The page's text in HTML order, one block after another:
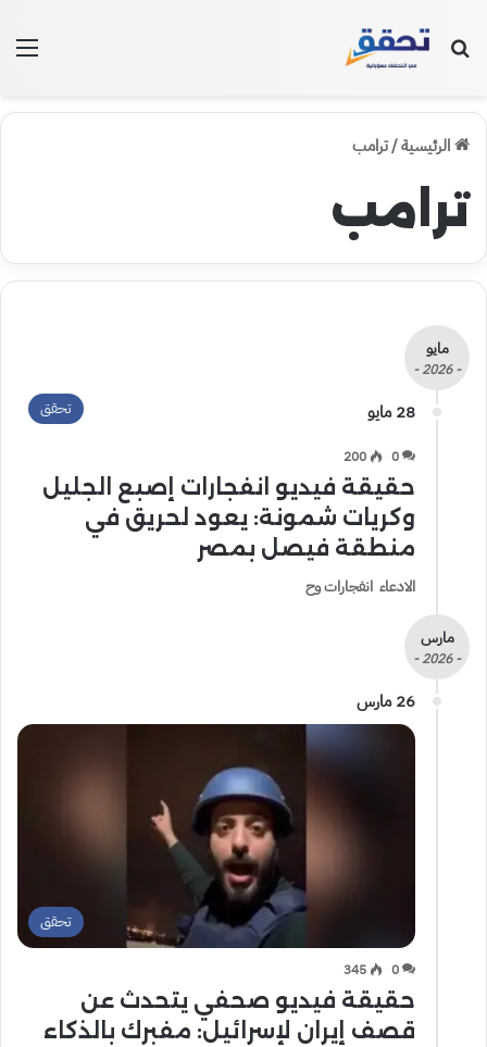
بحث عن
الرئيسية/ترامب
ترامب
مايو
- 2026 -
28 مايو تحقق
0
200
حقيقة فيديو انفجارات إصبع الجليل
وكريات شمونة: يعود لحريق في
منطقة فيصل بمصر
الادعاء انفجارات وح
مارس
- 2026 -
26 مارس
تحقق
0
345
حقيقة فيديو صحفي يتحدث عن
قصف إيران لإسرائيل: مفبرك بالذكاء